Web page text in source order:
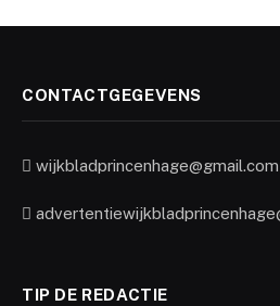
CONTACTGEGEVENS
wijkbladprincenhage@gmail.com
TIP DE REDACTIE